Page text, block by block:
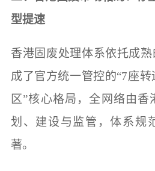
型提速
香港固废处理体系依托成
成了官方统一管控的“7座
区”核心格局，全网络由
划、建设与监管，体系规
著。